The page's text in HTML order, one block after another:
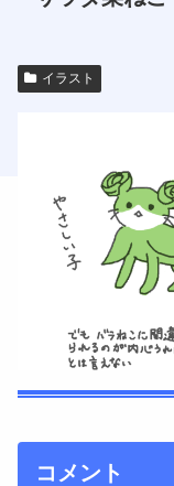
イラスト
コメント